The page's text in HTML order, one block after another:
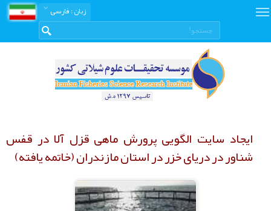
زبان: فارسی
ایجاد سایت الگویی پرورش ماهی قزل آلا در قفس
شناور در دریای خزر در استان مازندران (خاتمه یافته)